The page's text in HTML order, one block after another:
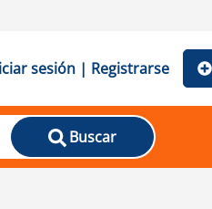
sesión | Registrarse
Buscar